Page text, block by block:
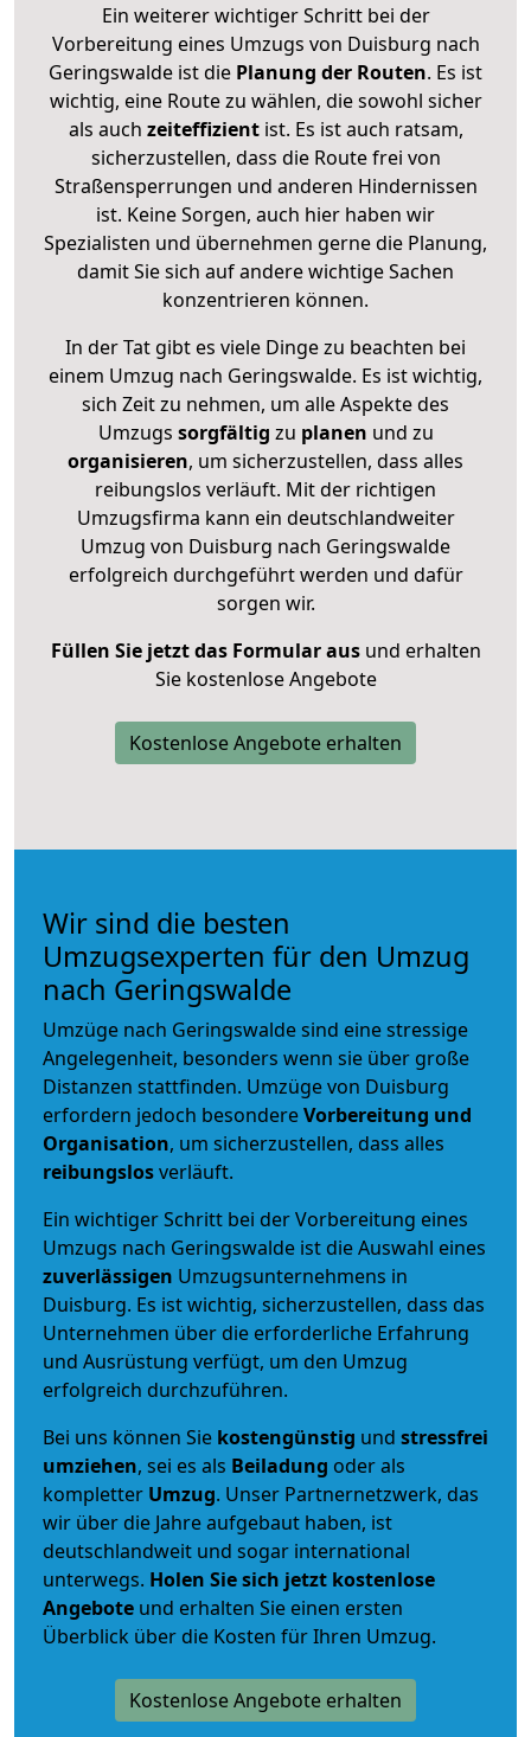
Ein weiterer wichtiger Schritt bei der
Vorbereitung eines Umzugs von Duisburg nach
Geringswalde ist die Planung der Routen. Es ist
wichtig, eine Route zu wählen, die sowohl sicher
als auch zeiteffizientist. Es ist auch ratsam,
sicherzustellen, dass die Route frei von
Straßensperrungen und anderen Hindernissen
ist. Keine Sorgen, auch hier haben wir
Spezialisten und übernehmen gerne die Planung,
damit Sie sich auf andere wichtige Sachen
konzentrieren können.
In der Tat gibt es viele Dinge zu beachten bei
einem Umzug nach Geringswalde. Es ist wichtig,
sich Zeit zu nehmen, um alle Aspekte des
Umzugs sorgfältig zu planen und zu
organisieren, um sicherzustellen, dass alles
reibungslos verläuft. Mit der richtigen
Umzugsfirma kann ein deutschlandweiter
Umzug von Duisburg nach Geringswalde
erfolgreich durchgeführt werden und dafür
sorgen wir.
Füllen Sie jetzt das Formular ausund erhalten
Sie kostenlose Angebote
Kostenlose Angebote erhalten
Wir sind die besten
Umzugsexperten für den Umzug
nach Geringswalde
Umzüge nach Geringswalde sind eine stressige
Angelegenheit, besonders wenn sie über große
Distanzen stattfinden. Umzüge von Duisburg
erfordern jedoch besondereVorbereitung und
Organisation, um sicherzustellen, dass alles
reibungslosverläuft.
Ein wichtiger Schritt bei der Vorbereitung eines
Umzugs nach Geringswalde ist die Auswahl eines
zuverlässigen Umzugsunternehmens in
Duisburg. Es ist wichtig, sicherzustellen, dass das
Unternehmen über die erforderliche Erfahrung
und Ausrüstung verfügt, um den Umzug
erfolgreich durchzuführen.
Bei uns können Sie kostengünstig und stressfrei
umziehen, sei es als Beiladung oder als
kompletter Umzug. Unser Partnernetzwerk, das
wir über die Jahre aufgebaut haben, ist
deutschlandweit und sogar international
unterwegs. Holen Sie sich jetzt kostenlose
Angebote und erhalten Sie einen ersten
Überblick über die Kosten für Ihren Umzug.
Kostenlose Angebote erhalten